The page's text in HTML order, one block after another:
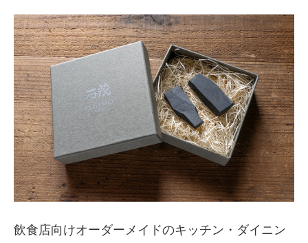
飲食店向けオーダーメイドのキッチン・ダイニン